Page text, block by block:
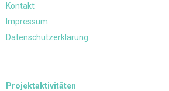
Kontakt
Impressum
Datenschutzerklärung
Projektaktivitäten